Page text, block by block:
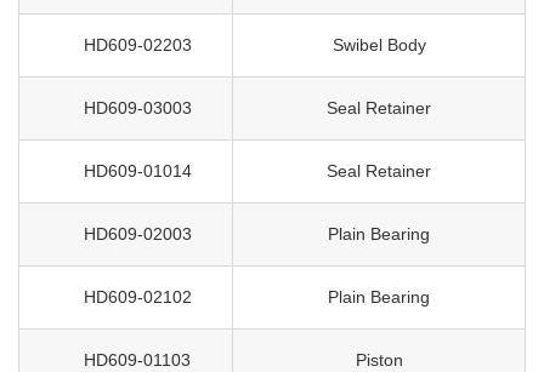
HD609-02203 Swibel Body
HD609-03003 Seal Retainer
HD609-01014 Seal Retainer
HD609-02003 Plain Bearing
HD609-02102 Plain Bearing
HD609-01103 Piston